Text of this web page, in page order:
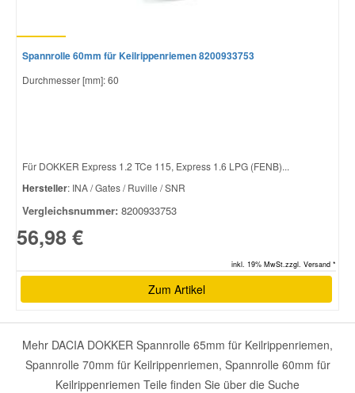
Spannrolle 60mm für Keilrippenriemen 8200933753
Durchmesser [mm]: 60
Für DOKKER Express 1.2 TCe 115, Express 1.6 LPG (FENB)...
Hersteller: INA / Gates / Ruville / SNR
Vergleichsnummer: 8200933753
56,98 €
inkl. 19% MwSt.zzgl. Versand *
Zum Artikel
Mehr DACIA DOKKER Spannrolle 65mm für Keilrippenriemen,
Spannrolle 70mm für Keilrippenriemen, Spannrolle 60mm für
Keilrippenriemen Teile finden Sie über die Suche